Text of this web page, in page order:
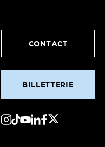
CONTACT
BILLETTERIE